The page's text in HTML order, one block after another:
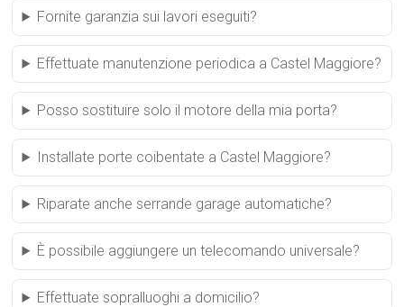
Fornite garanzia sui lavori eseguiti?
Effettuate manutenzione periodica a Castel Maggiore?
Posso sostituire solo il motore della mia porta?
Installate porte coibentate a Castel Maggiore?
Riparate anche serrande garage automatiche?
È possibile aggiungere un telecomando universale?
Effettuate sopralluoghi a domicilio?